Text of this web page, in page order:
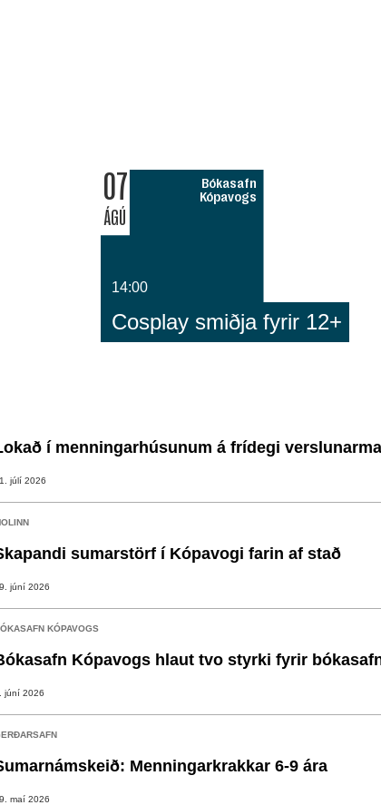
07
ÁGÚ
Bókasafn
Kópavogs
14:00
Cosplay smiðja fyrir 12+
í menningarhúsunum á frídegi
júlí 2026
sumarstörf í Kópavogi farin af stað
júní 2026
KÓPAVOGS
Kópavogs hlaut tvo styrki fyrir
júní 2026
Menningarkrakkar 6-9 ára
maí 2026